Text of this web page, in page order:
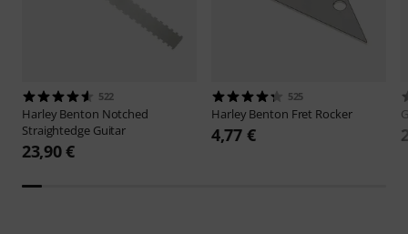
522
Harley Benton Notched
Straightedge Guitar
23,90 €
525
Harley Benton Fret Rocker
4,77 €